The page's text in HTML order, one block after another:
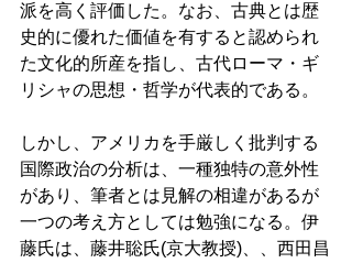
派を高く評価した。なお、古典とは歴
史的に優れた価値を有すると認められ
た文化的所産を指し、古代ローマ・ギ
リシャの思想・哲学が代表的である。
しかし、アメリカを手厳しく批判する
国際政治の分析は、一種独特の意外性
があり、筆者とは見解の相違があるが
一つの考え方としては勉強になる。伊
藤氏は、藤井聡氏(京大教授)、、西田昌